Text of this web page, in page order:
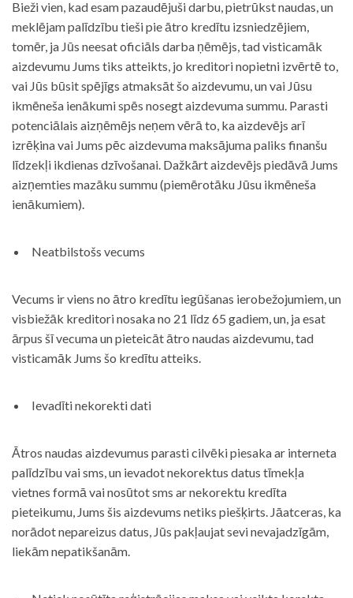
Bieži vien, kad esam pazaudējuši darbu, pietrūkst naudas, un
meklējam palīdzību tieši pie ātro kredītu izsniedzējiem,
tomēr, ja Jūs neesat oficiāls darba ņēmējs, tad visticamāk
aizdevumu Jums tiks atteikts, jo kreditori nopietni izvērtē to,
vai Jūs būsit spējīgs atmaksāt šo aizdevumu, un vai Jūsu
ikmēneša ienākumi spēs nosegt aizdevuma summu. Parasti
potenciālais aizņēmējs neņem vērā to, ka aizdevējs arī
izrēķina vai Jums pēc aizdevuma maksājuma paliks finanšu
līdzekļi ikdienas dzīvošanai. Dažkārt aizdevējs piedāvā Jums
aizņemties mazāku summu (piemērotāku Jūsu ikmēneša
ienākumiem).
Neatbilstošs vecums
Vecums ir viens no ātro kredītu iegūšanas ierobežojumiem, un
visbiežāk kreditori nosaka no 21 līdz 65 gadiem, un, ja esat
ārpus šī vecuma un pieteicāt ātro naudas aizdevumu, tad
visticamāk Jums šo kredītu atteiks.
Ievadīti nekorekti dati
Ātros naudas aizdevumus parasti cilvēki piesaka ar interneta
palīdzību vai sms, un ievadot nekorektus datus tīmekļa
vietnes formā vai nosūtot sms ar nekorektu kredīta
pieteikumu, Jums šis aizdevums netiks piešķirts. Jāatceras, ka
norādot nepareizus datus, Jūs pakļaujat sevi nevajadzīgām,
liekām nepatikšanām.